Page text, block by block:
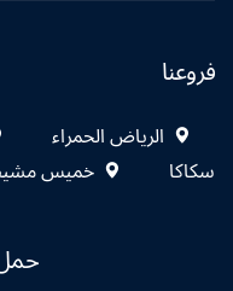
فروعنا
الرياض الحمراء
سكاكا
خميس